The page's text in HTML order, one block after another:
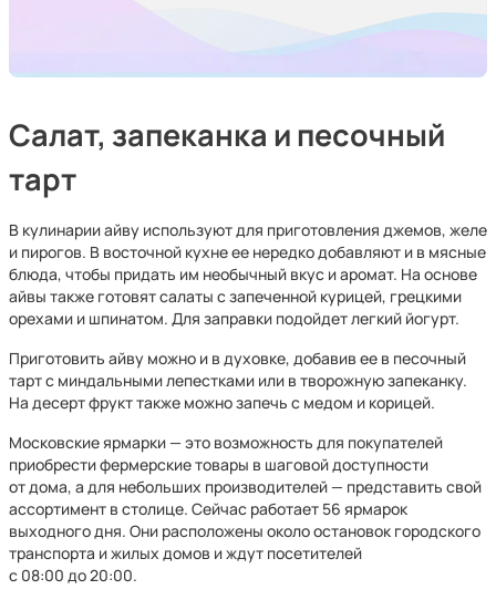
Салат, запеканка и песочный
тарт
В кулинарии айву используют для приготовления джемов, желе
и пирогов. В восточной кухне ее нередко добавляют и в мясные
блюда, чтобы придать им необычный вкус и аромат. На основе
айвы также готовят салаты с запеченной курицей, грецкими
орехами и шпинатом. Для заправки подойдет легкий йогурт.
Приготовить айву можно и в духовке, добавив ее в песочный
тарт с миндальными лепестками или в творожную запеканку.
На десерт фрукт также можно запечь с медом и корицей.
Московские ярмарки — это возможность для покупателей
приобрести фермерские товары в шаговой доступности
от дома, а для небольших производителей — представить свой
ассортимент в столице. Сейчас работает 56 ярмарок
выходного дня. Они расположены около остановок городского
транспорта и жилых домов и ждут посетителей
с 08:00 до 20:00.